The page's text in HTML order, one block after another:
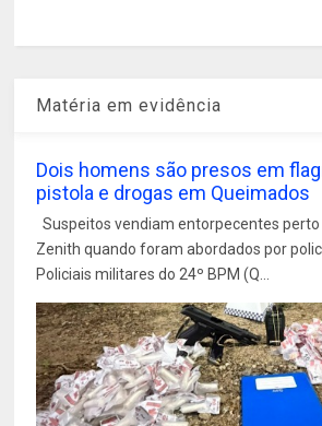
Matéria em evidência
Dois homens são presos em
pistola e drogas em Queimados
Suspeitos vendiam entorpecentes perto
Zenith quando foram abordados por
Policiais militares do 24º BPM (Q...